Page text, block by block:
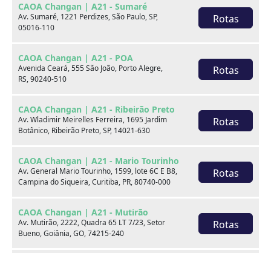
CAOA Changan | A21 - Sumaré
Av. Sumaré, 1221 Perdizes, São Paulo, SP,
05016-110
Rotas
CAOA Changan | A21 - POA
Avenida Ceará, 555 São João, Porto Alegre,
RS, 90240-510
Rotas
CAOA Changan | A21 - Ribeirão Preto
Av. Wladimir Meirelles Ferreira, 1695 Jardim
Botânico, Ribeirão Preto, SP, 14021-630
Rotas
CAOA Changan | A21 - Mario Tourinho
Av. General Mario Tourinho, 1599, lote 6C E B8,
Campina do Siqueira, Curitiba, PR, 80740-000
Rotas
CAOA Changan | A21 - Mutirão
Av. Mutirão, 2222, Quadra 65 LT 7/23, Setor
Bueno, Goiânia, GO, 74215-240
Rotas
Carros
Marca
Ver estoque
Escolha por categoria
Hatch